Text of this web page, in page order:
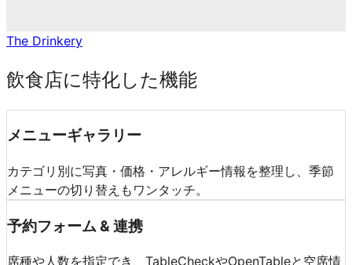
The Drinkery
飲食店に特化した機能
メニューギャラリー
カテゴリ別に写真・価格・アレルギー情報を整理し、季節
メニューの切り替えもワンタッチ。
予約フォーム & 連携
席種や人数を指定でき、TableCheckやOpenTableと空席情